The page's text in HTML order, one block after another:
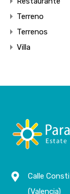
Terreno
Terrenos
Villa
Calle
(Valencia)